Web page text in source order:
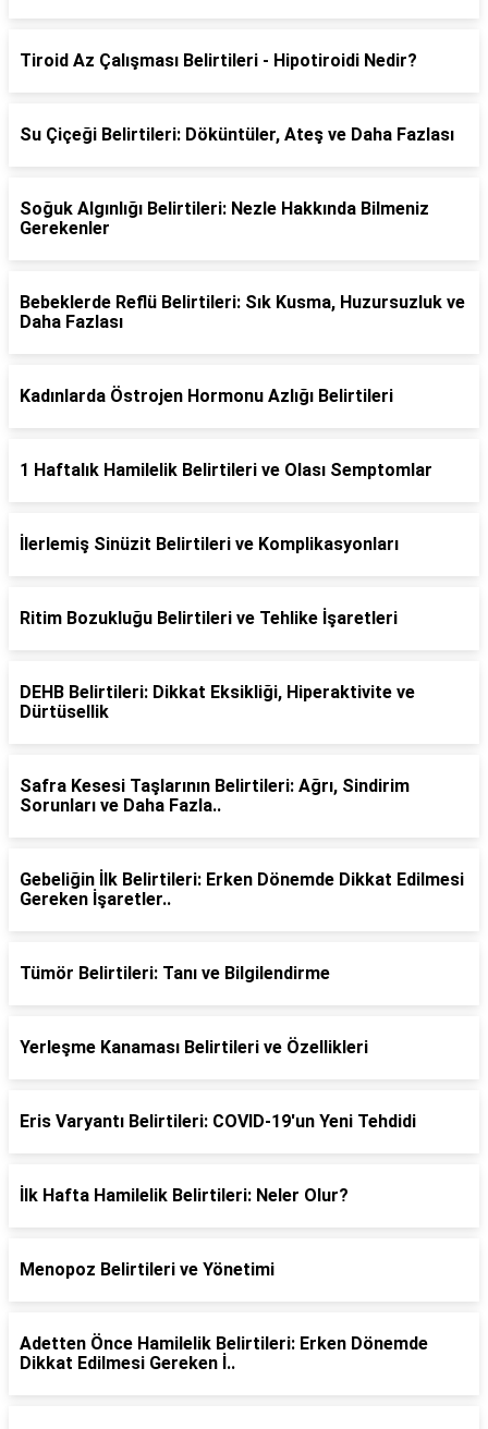
Tiroid Az Çalışması Belirtileri - Hipotiroidi Nedir?
Su Çiçeği Belirtileri: Döküntüler, Ateş ve Daha Fazlası
Soğuk Algınlığı Belirtileri: Nezle Hakkında Bilmeniz
Gerekenler
Bebeklerde Reflü Belirtileri: Sık Kusma, Huzursuzluk ve
Daha Fazlası
Kadınlarda Östrojen Hormonu Azlığı Belirtileri
1 Haftalık Hamilelik Belirtileri ve Olası Semptomlar
İlerlemiş Sinüzit Belirtileri ve Komplikasyonları
Ritim Bozukluğu Belirtileri ve Tehlike İşaretleri
DEHB Belirtileri: Dikkat Eksikliği, Hiperaktivite ve
Dürtüsellik
Safra Kesesi Taşlarının Belirtileri: Ağrı, Sindirim
Sorunları ve Daha Fazla..
Gebeliğin İlk Belirtileri: Erken Dönemde Dikkat Edilmesi
Gereken İşaretler..
Tümör Belirtileri: Tanı ve Bilgilendirme
Yerleşme Kanaması Belirtileri ve Özellikleri
Eris Varyantı Belirtileri: COVID-19'un Yeni Tehdidi
İlk Hafta Hamilelik Belirtileri: Neler Olur?
Menopoz Belirtileri ve Yönetimi
Adetten Önce Hamilelik Belirtileri: Erken Dönemde
Dikkat Edilmesi Gereken İ..